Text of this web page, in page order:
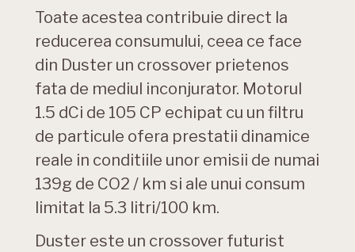
Toate acestea contribuie direct la
reducerea consumului, ceea ce face
din Duster un crossover prietenos
fata de mediul inconjurator. Motorul
1.5 dCi de 105 CP echipat cu un filtru
de particule ofera prestatii dinamice
reale in conditiile unor emisii de numai
139g de CO2 / km si ale unui consum
limitat la 5.3 litri/100 km.
Duster este un crossover futurist